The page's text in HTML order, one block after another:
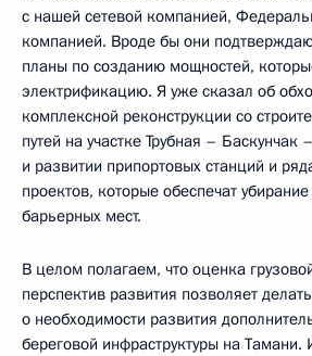
с нашей сетевой компанией,
компанией. Вроде бы они
планы по созданию мощностей,
электрификацию. Я уже сказал об
комплексной реконструкции со
путей на участке Трубная – Баскунчак
и развитии припортовых станций и
проектов, которые обеспечат
барьерных мест.
В целом полагаем, что оценка
перспектив развития позволяет
о необходимости развития
береговой инфраструктуры на Тамани.